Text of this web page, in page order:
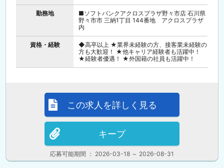
勤務地
■ソフトバンクアクロスプラザ野々市店 石川県
野々市市 三納1丁目 144番地 アクロスプラザ
内
資格・経験
◆高卒以上 ★業界未経験の方、接客業未経験の
方も大歓迎！ ★他キャリア経験者も活躍中！
★経験者優遇！ ★外国籍の社員も活躍中！
応募可能期間 ： 2026-03-18 ～ 2026-08-31
この求人を詳しく見る
キープ